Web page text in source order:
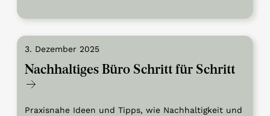
3. Dezember 2025
Nachhaltiges Büro Schritt für Schritt
Praxisnahe Ideen und Tipps, wie Nachhaltigkeit und